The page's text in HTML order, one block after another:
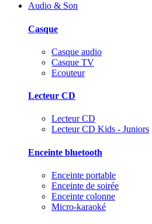
Audio & Son
Casque
Casque audio
Casque TV
Ecouteur
Lecteur CD
Lecteur CD
Lecteur CD Kids - Juniors
Enceinte bluetooth
Enceinte portable
Enceinte de soirée
Enceinte colonne
Micro-karaoké